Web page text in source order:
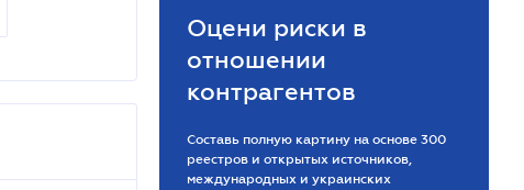
Оцени риски в
отношении
контрагентов
Составь полную картину на основе 300
реестров и открытых источников,
международных и украинских